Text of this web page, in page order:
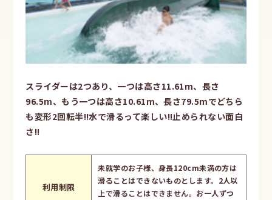
スライダーは2つあり、一つは高さ11.61m、長さ
96.5m、もう一つは高さ10.61m、長さ79.5mでどちら
も変形2回転半!!水で滑るって楽しい!!止められない面白
さ!!
利用制限
未就学のお子様、身長120cm未満の方は
滑ることはできないものとします。2人以
上で滑ることはできません。お一人ずつ